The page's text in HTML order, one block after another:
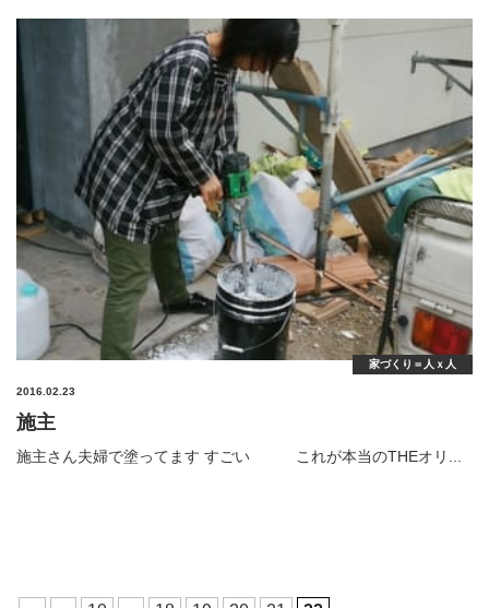
2016.02.23
家づくり＝人ｘ人
施主
施主さん夫婦で塗ってます すごい これが本当のTHEオリ...